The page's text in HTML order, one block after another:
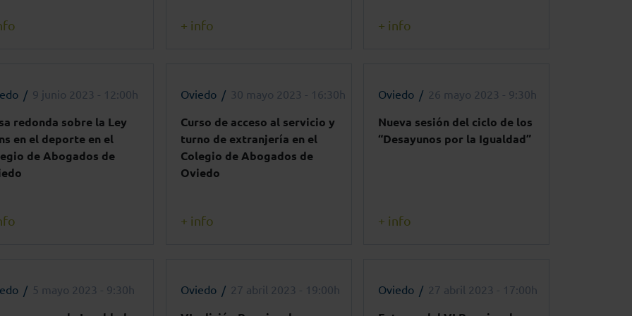
+ info + info
9 junio 2023 - 12:00h
redonda sobre la Ley
en el deporte en el
de Abogados de
Oviedo 30 mayo 2023 - 16:30h
Curso de acceso al servicio y
turno de extranjería en el
Colegio de Abogados de
Oviedo
+ info
Oviedo 26 mayo 2023 - 9:30h
Nueva sesión del ciclo de los
“Desayunos por la Igualdad”
+ info
5 mayo 2023 - 9:30h Oviedo 27 abril 2023 - 19:00h Oviedo 27 abril 2023 - 17:00h